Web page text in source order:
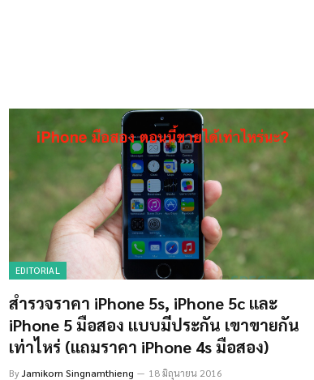
EDITORIAL
สำรวจราคา iPhone 5s, iPhone 5c และ
iPhone 5 มือสอง แบบมีประกัน เขาขายกัน
เท่าไหร่ (แถมราคา iPhone 4s มือสอง)
ByJamikorn Singnamthieng 18 มิถุนายน 2016